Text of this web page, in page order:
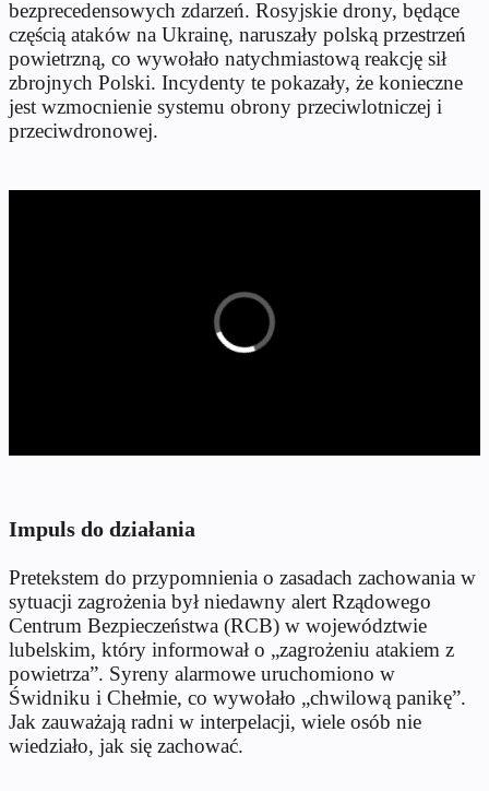
bezprecedensowych zdarzeń. Rosyjskie drony, będące
częścią ataków na Ukrainę, naruszały polską przestrzeń
powietrzną, co wywołało natychmiastową reakcję sił
zbrojnych Polski. Incydenty te pokazały, że konieczne
jest wzmocnienie systemu obrony przeciwlotniczej i
przeciwdronowej.
Impuls do działania
Pretekstem do przypomnienia o zasadach zachowania w
sytuacji zagrożenia był niedawny alert Rządowego
Centrum Bezpieczeństwa (RCB) w województwie
lubelskim, który informował o „zagrożeniu atakiem z
powietrza”. Syreny alarmowe uruchomiono w
Świdniku i Chełmie, co wywołało „chwilową panikę”.
Jak zauważają radni w interpelacji, wiele osób nie
wiedziało, jak się zachować.